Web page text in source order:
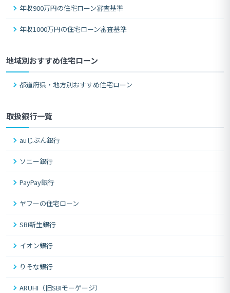
年収900万円の住宅ローン審査基準
年収1000万円の住宅ローン審査基準
地域別おすすめ住宅ローン
都道府県・地方別おすすめ住宅ローン
取扱銀行一覧
auじぶん銀行
ソニー銀行
PayPay銀行
ヤフーの住宅ローン
SBI新生銀行
イオン銀行
りそな銀行
ARUHI（旧SBIモーゲージ）